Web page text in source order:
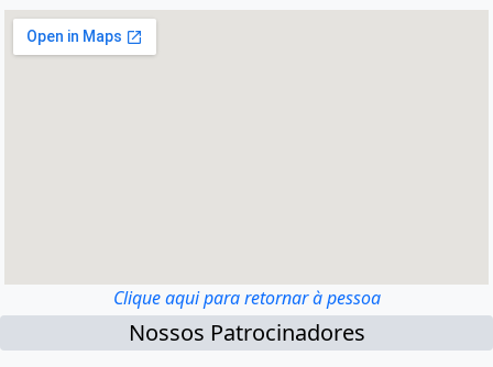
Clique aqui para retornar à pessoa
Nossos Patrocinadores